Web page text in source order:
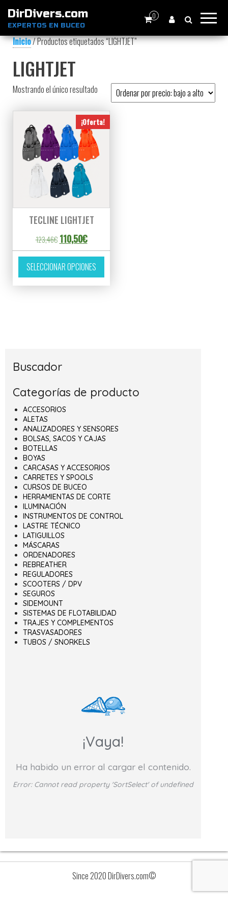
DirDivers.com
EXPERTOS EN BUCEO
0
Inicio/ Productos etiquetados “LIGHTJET”
LIGHTJET
Mostrando el único resultado
¡Oferta!
TECLINE LIGHTJET
123,46€ El precio original era: 123,46€.
110,50€El precio actual es: 110,50€.
SELECCIONAR OPCIONES
Buscador
Categorías de producto
ACCESORIOS
ALETAS
ANALIZADORES Y SENSORES
BOLSAS, SACOS Y CAJAS
BOTELLAS
BOYAS
CARCASAS Y ACCESORIOS
CARRETES Y SPOOLS
CURSOS DE BUCEO
HERRAMIENTAS DE CORTE
ILUMINACIÓN
INSTRUMENTOS DE CONTROL
LASTRE TÉCNICO
LATIGUILLOS
MÁSCARAS
ORDENADORES
REBREATHER
REGULADORES
SCOOTERS / DPV
SEGUROS
SIDEMOUNT
SISTEMAS DE FLOTABILIDAD
TRAJES Y COMPLEMENTOS
TRASVASADORES
TUBOS / SNORKELS
¡Vaya!
Ha habido un error al cargar el contenido.
Error: Cannot read property 'SortSelect' of undefined
Since 2020 DirDivers.com©